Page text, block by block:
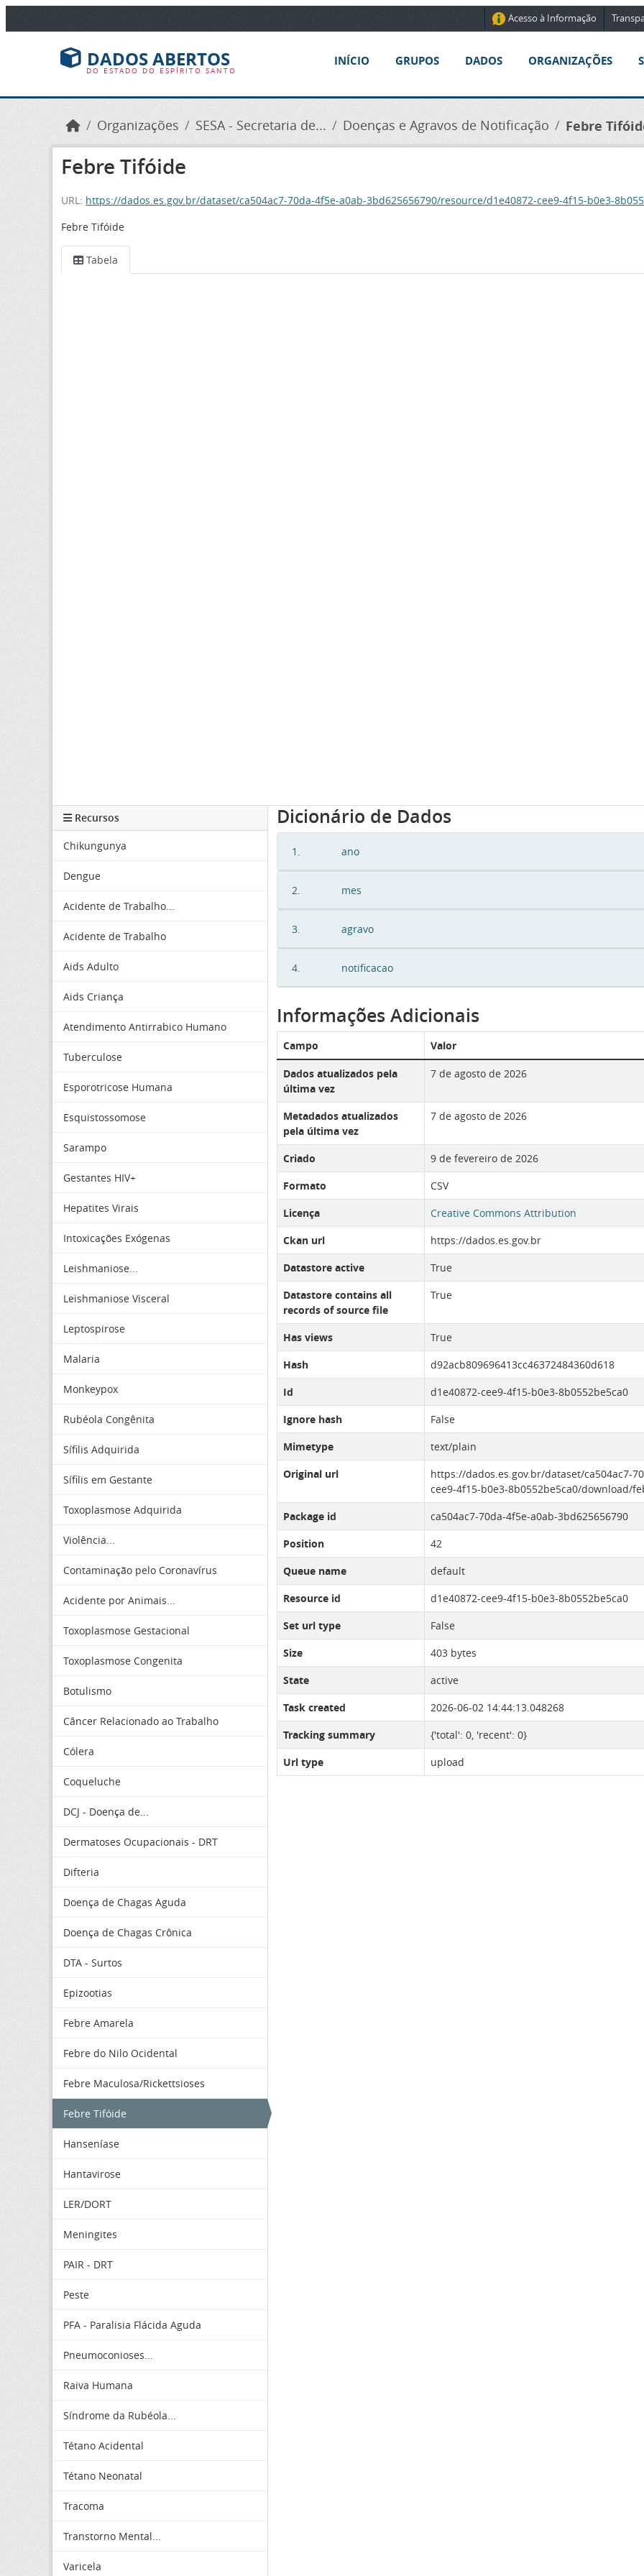
Ir para o conteúdo principal
Acesso à Informação
DADOS ABERTOS
DO ESTADO DO ESPÍRITO SANTO
INÍCIO GRUPOS DADOS ORGANIZAÇÕES
Organizações SESA - Secretaria de... Doenças e Agravos de Notificação Febre
Febre Tifóide
URL: https://dados.es.gov.br/dataset/ca504ac7-70da-4f5e-a0ab-3bd625656790/resource/d1e40872-cee9-4f15-b0e3-
Febre Tifóide
Tabela
Recursos
Chikungunya
Dengue
Acidente de Trabalho...
Acidente de Trabalho
Aids Adulto
Aids Criança
Atendimento Antirrabico Humano
Tuberculose
Esporotricose Humana
Esquistossomose
Sarampo
Gestantes HIV+
Hepatites Virais
Intoxicações Exógenas
Leishmaniose...
Leishmaniose Visceral
Leptospirose
Malaria
Monkeypox
Rubéola Congênita
Sífilis Adquirida
Sífilis em Gestante
Toxoplasmose Adquirida
Violência...
Contaminação pelo Coronavírus
Acidente por Animais...
Toxoplasmose Gestacional
Toxoplasmose Congenita
Botulismo
Câncer Relacionado ao Trabalho
Cólera
Coqueluche
DCJ - Doença de...
Dermatoses Ocupacionais - DRT
Difteria
Doença de Chagas Aguda
Doença de Chagas Crônica
DTA - Surtos
Epizootias
Febre Amarela
Febre do Nilo Ocidental
Febre Maculosa/Rickettsioses
Febre Tifóide
Hanseníase
Hantavirose
LER/DORT
Meningites
PAIR - DRT
Peste
PFA - Paralisia Flácida Aguda
Pneumoconioses...
Raiva Humana
Síndrome da Rubéola...
Tétano Acidental
Tétano Neonatal
Tracoma
Transtorno Mental...
Varicela
Dicionário de Dados
1. ano
2. mes
3. agravo
4. notificacao
Informações Adicionais
Campo Valor
Dados atualizados pela
última vez
7 de agosto de 2026
Metadados atualizados
pela última vez
7 de agosto de 2026
Criado
9 de fevereiro de 2026
Formato
CSV
Licença
Creative Commons Attribution
Ckan url
https://dados.es.gov.br
Datastore active
True
Datastore contains all
records of source file
True
Has views
True
Hash
d92acb809696413cc46372484360d618
Id
d1e40872-cee9-4f15-b0e3-8b0552be5ca0
Ignore hash
False
Mimetype
text/plain
Original url
https://dados.es.gov.br/dataset/ca504ac7-
cee9-4f15-b0e3-8b0552be5ca0/download/
Package id
ca504ac7-70da-4f5e-a0ab-3bd625656790
Position
42
Queue name
default
Resource id
d1e40872-cee9-4f15-b0e3-8b0552be5ca0
Set url type
False
Size
403 bytes
State
active
Task created
2026-06-02 14:44:13.048268
Tracking summary
{'total': 0, 'recent': 0}
Url type
upload